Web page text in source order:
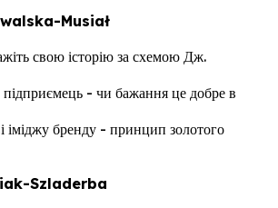
Musiał
свою історію за схемою Дж.
- чи бажання це добре в
іміджу бренду - принцип золотого
Szladerba